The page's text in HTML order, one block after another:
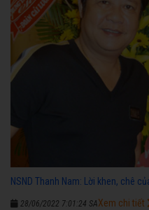
NSND Thanh Nam: Lời khen, chê
28/06/2022 7:01:24 SAXem chi tiết